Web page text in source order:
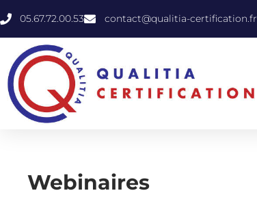
05.67.72.00.53 contact@qualitia-certification.fr
Webinaires